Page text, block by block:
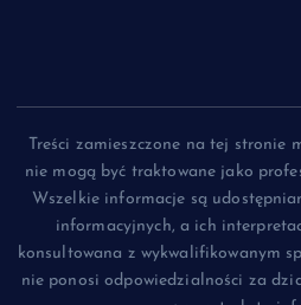
Treści zamieszczone na tej stronie
nie mogą być traktowane jako
Wszelkie informacje są
informacyjnych, a ich
konsultowana z wykwalifikowanym
nie ponosi odpowiedzialności za